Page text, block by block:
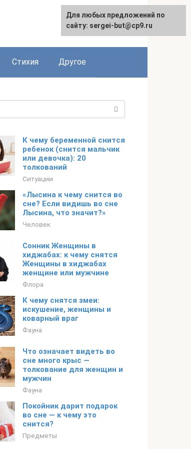
Стихия Другое
К чему беременной снится
ребенок (снится мальчик
или девочка): 20
толкований
Ситуации
«Лысина к чему снится во
сне? Если видишь во сне
Лысина, что значит?»
Человек
Сонник Женщины в
хиджабах: к чему снятся
Женщины в хиджабах
женщине или мужчине
Флора
К чему снятся змеи:
искушение, женщины и
коварный враг
Фауна
Что означает видеть во
сне много крыс —
толкование для женщин и
мужчин
Фауна
Покойник дарит подарок
во сне — к чему это
снится?
Предметы
Для любых предложений по
сайту: sergei-but@cp9.ru